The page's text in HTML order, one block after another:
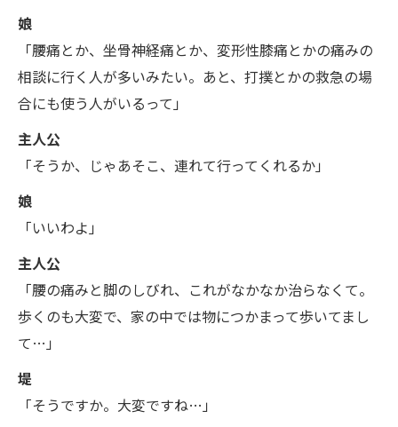
娘
「腰痛とか、坐骨神経痛とか、変形性膝痛とかの痛みの
相談に行く人が多いみたい。あと、打撲とかの救急の場
合にも使う人がいるって」
主人公
「そうか、じゃあそこ、連れて行ってくれるか」
娘
「いいわよ」
主人公
「腰の痛みと脚のしびれ、これがなかなか治らなくて。
歩くのも大変で、家の中では物につかまって歩いてまし
て…」
堤
「そうですか。大変ですね…」